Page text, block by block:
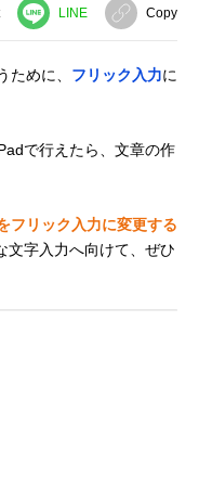
LINE Copy
ために、 フリック入力に
で行えたら、文章の作
フリック入力に変更する
文字入力へ向けて、ぜひ